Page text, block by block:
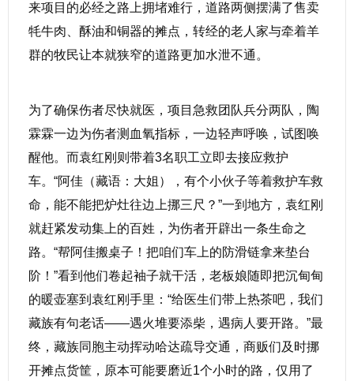
来项目的必经之路上拥堵难行，道路两侧摆满了售卖
牦牛肉、酥油和铜器的摊点，转经的老人家与牵着羊
群的牧民让本就狭窄的道路更加水泄不通。
为了确保伤者尽快就医，项目急救团队兵分两队，陶
霖霖一边为伤者测血氧指标，一边轻声呼唤，试图唤
醒他。而袁红刚则带着3名职工立即去接应救护
车。“阿佳（藏语：大姐），有个小伙子等着救护车救
命，能不能把炉灶往边上挪三尺？”一到地方，袁红刚
就赶紧发动集上的百姓，为伤者开辟出一条生命之
路。“帮阿佳搬桌子！把咱们车上的防滑链拿来垫台
阶！”看到他们卷起袖子就干活，老板娘随即把沉甸甸
的暖壶塞到袁红刚手里：“给医生们带上热茶吧，我们
藏族有句老话——遇火堆要添柴，遇病人要开路。”最
终，藏族同胞主动挥动哈达疏导交通，商贩们及时挪
开摊点货筐，原本可能要磨近1个小时的路，仅用了